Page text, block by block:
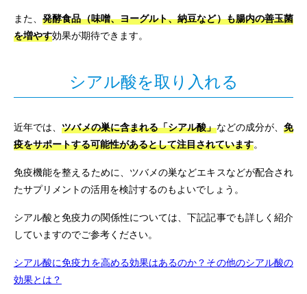
また、発酵食品（味噌、ヨーグルト、納豆など）も腸内の善玉菌
を増やす効果が期待できます。
シアル酸を取り入れる
近年では、ツバメの巣に含まれる「シアル酸」などの成分が、免
疫をサポートする可能性があるとして注目されています。
免疫機能を整えるために、ツバメの巣などエキスなどが配合され
たサプリメントの活用を検討するのもよいでしょう。
シアル酸と免疫力の関係性については、下記記事でも詳しく紹介
していますのでご参考ください。
シアル酸に免疫力を高める効果はあるのか？その他のシアル酸の
効果とは？